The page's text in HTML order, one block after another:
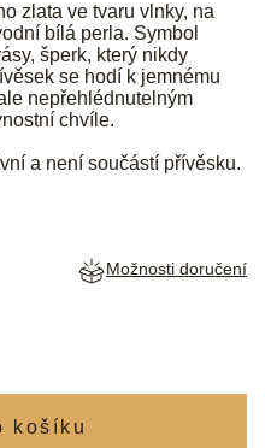
zlata ve tvaru vlnky, na
bílá perla. Symbol
šperk, který nikdy
se hodí k jemnému
nepřehlédnutelným
chvíle.
a není součástí přívěsku.
Možnosti doručení